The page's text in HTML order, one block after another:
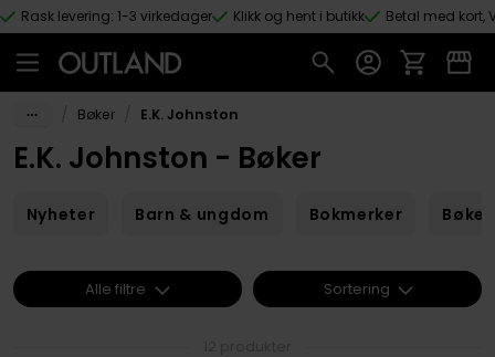
Hopp til hovedinnhold
Rask levering: 1-3 virkedager Klikk og hent i butikk Betal med kort,
Bøker E.K. Johnston
E.K. Johnston - Bøker
Nyheter Barn & ungdom Bokmerker
Alle filtre Sortering